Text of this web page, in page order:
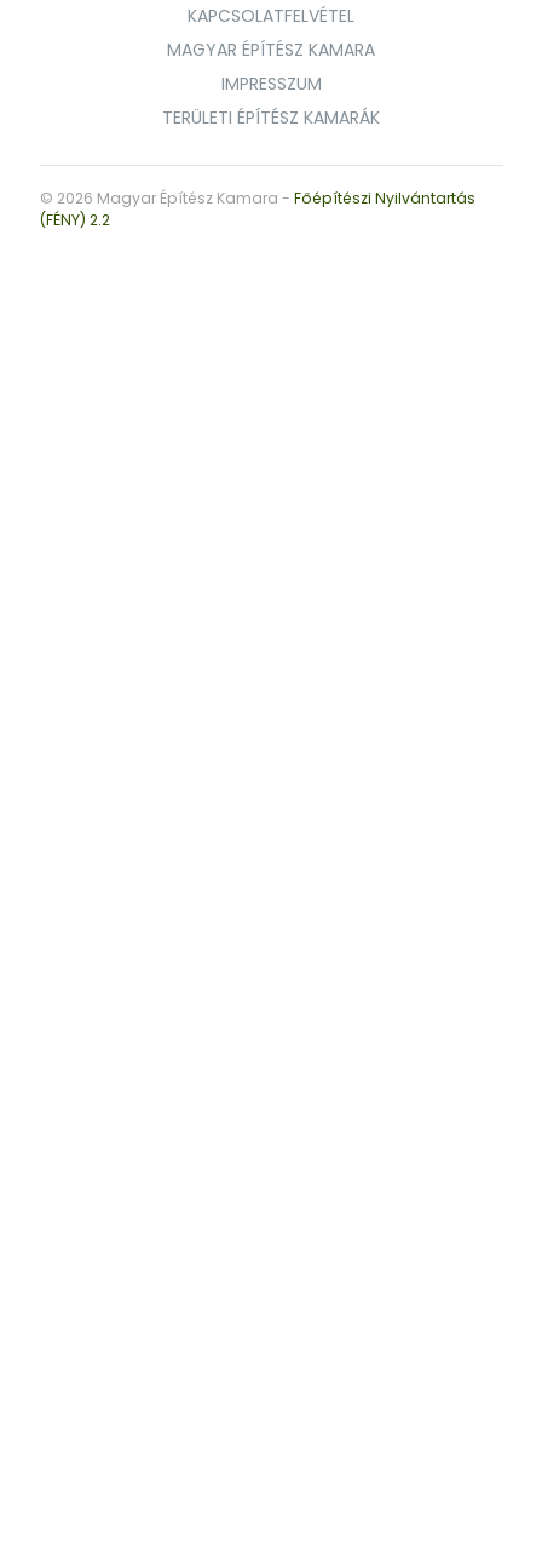
KAPCSOLATFELVÉTEL
MAGYAR ÉPÍTÉSZ KAMARA
IMPRESSZUM
TERÜLETI ÉPÍTÉSZ KAMARÁK
© 2026 Magyar Építész Kamara - Főépítészi Nyilvántartás
(FÉNY) 2.2